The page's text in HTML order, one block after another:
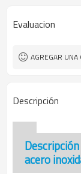
Evaluacion
AGREGAR UNA
Descripción
acero